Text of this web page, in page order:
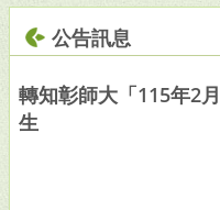
公告訊息
轉知彰師大「115年2
生